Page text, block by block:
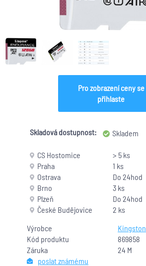
Výrobce
Kingston
Kód produktu
869858
Záruka
24 M
poslat známému
Pro zobrazení ceny se
přihlaste
Skladová dostupnost: Skladem
CS Hostomice
> 5 ks
Praha
1 ks
Ostrava
Do 24hod
Brno
3 ks
Plzeň
Do 24hod
České Budějovice
2 ks